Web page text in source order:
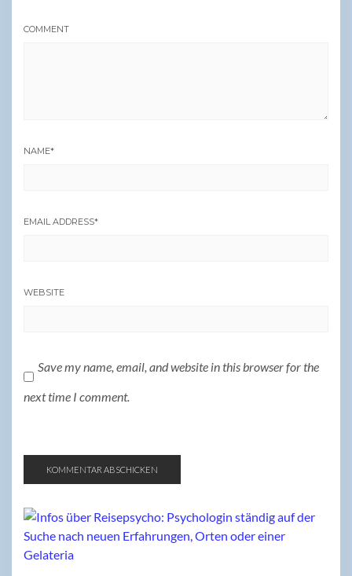
COMMENT
NAME*
EMAIL ADDRESS*
WEBSITE
Save my name, email, and website in this browser for the
next time I comment.